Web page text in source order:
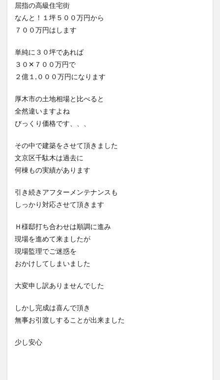
屈指の高級住宅街
なんと！１坪５００万円から
７００万円はします
単純に３０坪であれば
３０✕７００万円で
２億１,０００万円になります
厚木市の土地相場と比べると
全然違いますよね
びっくり価格です、、、
その中で建築をさせて頂きました
文京区千駄木は過去に
何棟もの実績があります
引き続きアフターメンテナンスも
しっかり対応させて頂きます
Ｈ様邸打ち合わせは順調に進み
現場を進めて来ましたが
現場監理でご迷惑を
おかけしてしまいました
大変申し訳ありませんでした
しかし完成は喜んで頂き
無事お引渡しすることが出来ました
少し安心